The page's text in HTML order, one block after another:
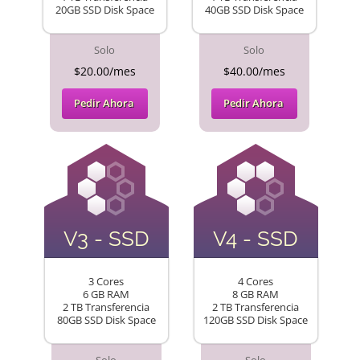
20GB SSD Disk Space
Solo
$20.00/mes
Pedir Ahora
40GB SSD Disk Space
Solo
$40.00/mes
Pedir Ahora
V3 - SSD
3 Cores
6 GB RAM
2 TB Transferencia
80GB SSD Disk Space
V4 - SSD
4 Cores
8 GB RAM
2 TB Transferencia
120GB SSD Disk Space